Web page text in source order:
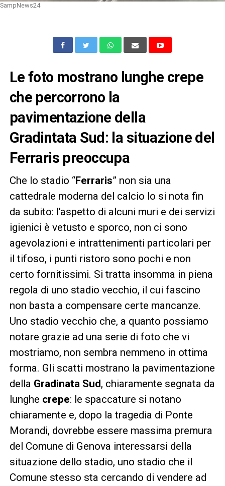
SampNews24
Le foto mostrano lunghe crepe
che percorrono la
pavimentazione della
Gradintata Sud: la situazione del
Ferraris preoccupa
Che lo stadio “Ferraris” non sia una
cattedrale moderna del calcio lo si nota fin
da subito: l’aspetto di alcuni muri e dei servizi
igienici è vetusto e sporco, non ci sono
agevolazioni e intrattenimenti particolari per
il tifoso, i punti ristoro sono pochi e non
certo fornitissimi. Si tratta insomma in piena
regola di uno stadio vecchio, il cui fascino
non basta a compensare certe mancanze.
Uno stadio vecchio che, a quanto possiamo
notare grazie ad una serie di foto che vi
mostriamo, non sembra nemmeno in ottima
forma. Gli scatti mostrano la pavimentazione
della Gradinata Sud, chiaramente segnata da
lunghe crepe: le spaccature si notano
chiaramente e, dopo la tragedia di Ponte
Morandi, dovrebbe essere massima premura
del Comune di Genova interessarsi della
situazione dello stadio, uno stadio che il
Comune stesso sta cercando di vendere ad